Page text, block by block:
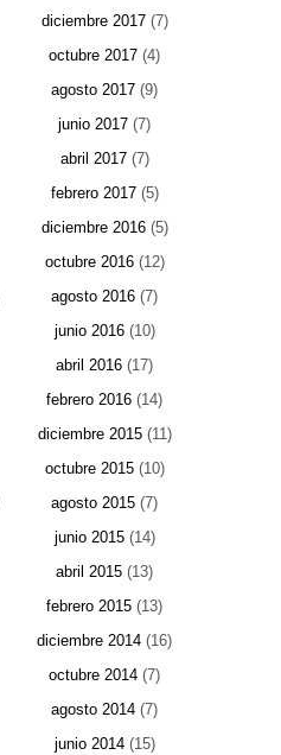
diciembre 2017(7)
octubre 2017 (4)
agosto 2017 (9)
junio 2017 (7)
abril 2017(7)
febrero 2017(5)
diciembre 2016(5)
octubre 2016(12)
agosto 2016 (7)
junio 2016(10)
abril 2016 (17)
febrero 2016 (14)
diciembre 2015(11)
octubre 2015(10)
agosto 2015 (7)
junio 2015(14)
abril 2015 (13)
febrero 2015 (13)
diciembre 2014 (16)
octubre 2014 (7)
agosto 2014 (7)
junio 2014(15)